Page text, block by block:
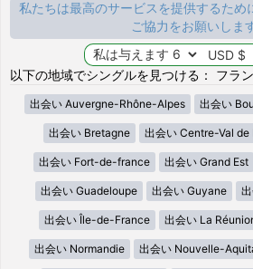
私たちは最高のサービスを提供するため
ご協力をお願いしま
以下の地域でシングルを見つける： フラ
出会い Auvergne-Rhône-Alpes 出会い
出会い Bretagne 出会い Centre-Val de
出会い Fort-de-france 出会い Grand Est
出会い Guadeloupe 出会い Guyane
出会い Île-de-France 出会い La
出会い Normandie 出会い Nouvelle-